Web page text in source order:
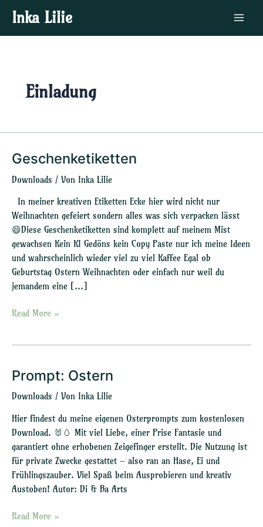
Inhalt
springen
Inka Lilie
Main
Menu
Einladung
Geschenketiketten
Downloads / Von Inka Lilie
In meiner kreativen Etiketten Ecke hier wird nicht nur
Weihnachten gefeiert sondern alles was sich verpacken lässt
😄Diese Geschenketiketten sind komplett auf meinem Mist
gewachsen Kein KI Gedöns kein Copy Paste nur ich meine Ideen
und wahrscheinlich wieder viel zu viel Kaffee Egal ob
Geburtstag Ostern Weihnachten oder einfach nur weil du
jemandem eine […]
Geschenketiketten
Read More »
Prompt: Ostern
Downloads / Von Inka Lilie
Hier findest du meine eigenen Osterprompts zum kostenlosen
Download. 🐰🥚 Mit viel Liebe, einer Prise Fantasie und
garantiert ohne erhobenen Zeigefinger erstellt. Die Nutzung ist
für private Zwecke gestattet – also ran an Hase, Ei und
Frühlingszauber. Viel Spaß beim Ausprobieren und kreativ
Austoben! Autor: Di & Ba Arts
Prompt:
Read More »